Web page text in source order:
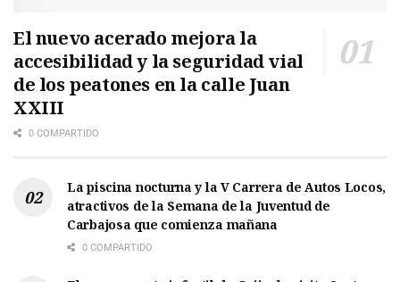
El nuevo acerado mejora la
accesibilidad y la seguridad vial
de los peatones en la calle Juan
XXIII
0 COMPARTIDO
La piscina nocturna y la V Carrera de Autos Locos,
atractivos de la Semana de la Juventud de
Carbajosa que comienza mañana
0 COMPARTIDO